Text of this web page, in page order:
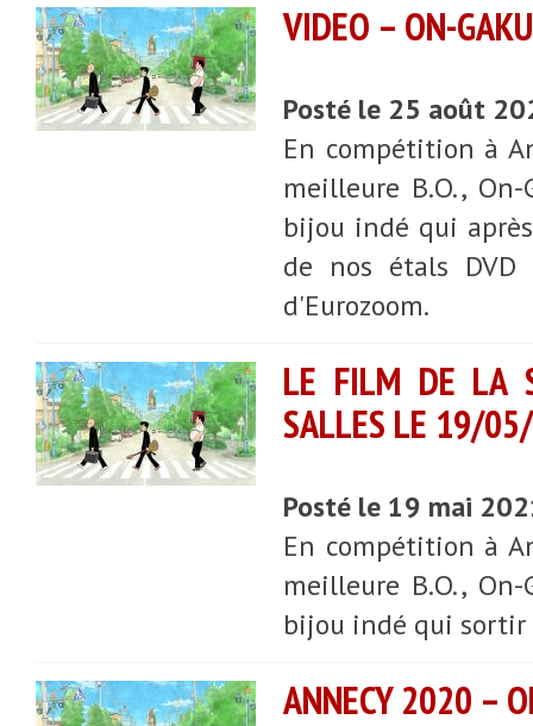
VIDEO – ON-
Posté le 25 août
En compétition à
meilleure B.O.,
bijou indé qui
de nos étals
d'Eurozoom.
LE FILM DE LA
SALLES LE 19/
Posté le 19 mai
En compétition à
meilleure B.O.,
bijou indé qui sortir
ANNECY 2020 –